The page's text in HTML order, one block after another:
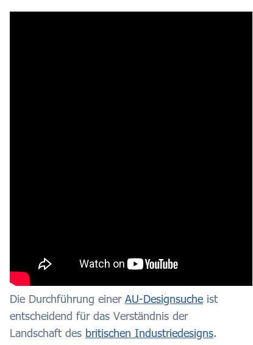
Die Durchführung einer AU-Designsuche ist
entscheidend für das Verständnis der
Landschaft des britischen Industriedesigns.